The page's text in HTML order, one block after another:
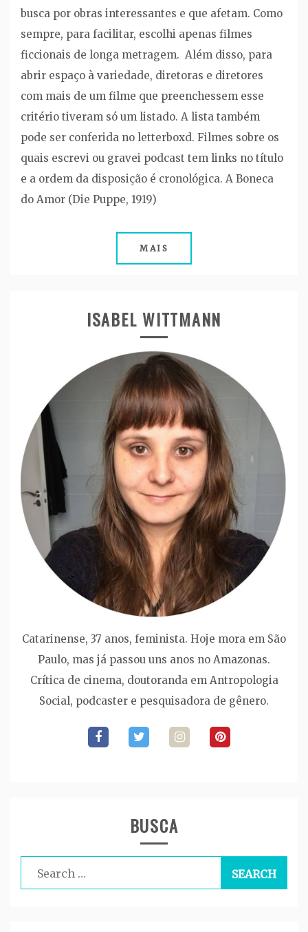
busca por obras interessantes e que afetam. Como
sempre, para facilitar, escolhi apenas filmes
ficcionais de longa metragem. Além disso, para
abrir espaço à variedade, diretoras e diretores
com mais de um filme que preenchessem esse
critério tiveram só um listado. A lista também
pode ser conferida no letterboxd. Filmes sobre os
quais escrevi ou gravei podcast tem links no título
e a ordem da disposição é cronológica. A Boneca
do Amor (Die Puppe, 1919)
MAIS
ISABEL WITTMANN
Catarinense, 37 anos, feminista. Hoje mora em São
Paulo, mas já passou uns anos no Amazonas.
Crítica de cinema, doutoranda em Antropologia
Social, podcaster e pesquisadora de gênero.
BUSCA
for: